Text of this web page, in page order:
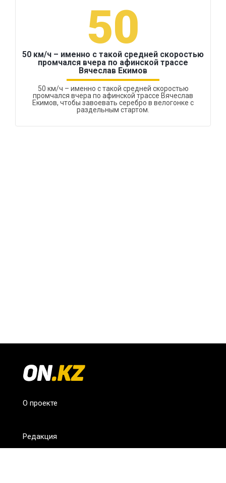
50
50 км/ч – именно с такой средней скоростью
промчался вчера по афинской трассе
Вячеслав Екимов
50 км/ч – именно с такой средней скоростью
промчался вчера по афинской трассе Вячеслав
Екимов, чтобы завоевать серебро в велогонке с
раздельным стартом.
О проекте
Редакция